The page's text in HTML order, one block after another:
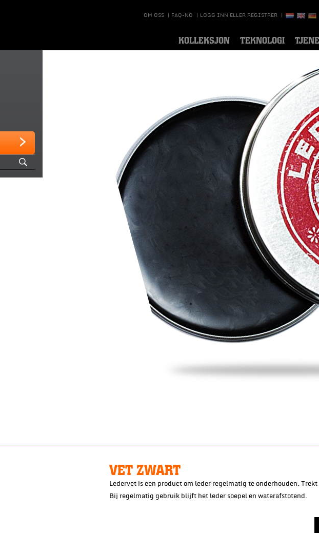
OM OSS | FAQ-NO | LOGG INN ELLER REGISTRER |
KOLLEKSJON TEKNOLOGI
VET ZWART
Ledervet is een product om leder regelmatig te onderhouden.
Bij regelmatig gebruik blijft het leder soepel en waterafstotend.